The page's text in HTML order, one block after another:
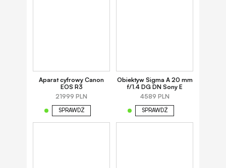
Aparat cyfrowy Canon
EOS R3
21999 PLN
SPRAWDŹ
Obiektyw Sigma A 20 mm
f/1.4 DG DN Sony E
4589 PLN
SPRAWDŹ